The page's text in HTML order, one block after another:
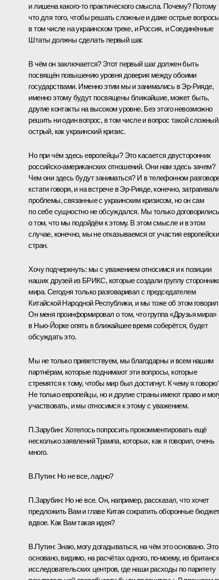
и лишена какого-то практического смысла. Почему? Потому
что для того, чтобы решать сложные и даже острые
в том числе на украинском треке, и Россия, и Соединённые
Штаты должны сделать первый шаг.
В чём он заключается? Этот первый шаг должен быть
посвящён повышению уровня доверия между обоими
государствами. Именно этим мы и занимались в Эр-Рияде,
именно этому будут посвящены ближайшие, может быть,
другие контакты на высоком уровне. Без этого невозможно
решить ни один вопрос, в том числе и вопрос такой
острый, как украинский кризис.
Но при чём здесь европейцы? Это касается двусторонних
российско-американских отношений. Они нам здесь зачем?
Чем они здесь будут заниматься? И в телефонном
кстати говоря, и на встрече в Эр-Рияде, конечно,
проблемы, связанные с украинским кризисом, но он сам
по себе сущностно не обсуждался. Мы только договорились
о том, что мы подойдём к этому. В этом смысле и в этом
случае, конечно, мы не отказываемся от участия
стран.
Хочу подчеркнуть: мы с уважением относимся и к позиции
наших друзей из БРИКС, которые создали группу
мира. Сегодня только разговаривал с председателем
Китайской Народной Республики, и мы тоже об этом
Он меня проинформировал о том, что группа «Друзья мира»
в Нью-Йорке опять в ближайшее время соберётся, будет
обсуждать это.
Мы не только приветствуем, мы благодарны и всем нашим
партнёрам, которые поднимают эти вопросы, которые
стремятся к тому, чтобы мир был достигнут. К чему я
Не только европейцы, но и другие страны имеют право и
участвовать, и мы относимся к этому с уважением.
П.Зарубин: Хотелось попросить прокомментировать ещё
несколько заявлений Трампа, которых, как я говорил, очень
много.
В.Путин: Но не все, ладно?
П.Зарубин: Но не все. Он, например, рассказал, что хочет
предложить Вам и главе Китая сократить оборонные
вдвое. Как Вам такая идея?
В.Путин: Знаю, могу догадываться, на чём это основано. Это
основано, видимо, на расчётах одного, по-моему, из
исследовательских центров, где наши расходы по паритету